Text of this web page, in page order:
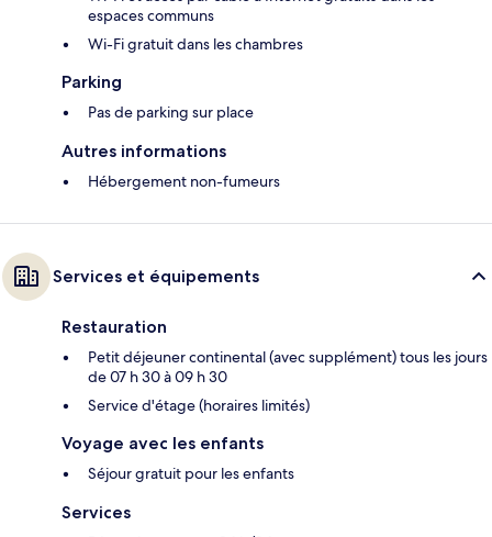
espaces communs
Wi-Fi gratuit dans les chambres
Parking
Pas de parking sur place
Autres informations
Hébergement non-fumeurs
Services et équipements
Restauration
Petit déjeuner continental (avec supplément) tous les jours
de 07 h 30 à 09 h 30
Service d'étage (horaires limités)
Voyage avec les enfants
Séjour gratuit pour les enfants
Services